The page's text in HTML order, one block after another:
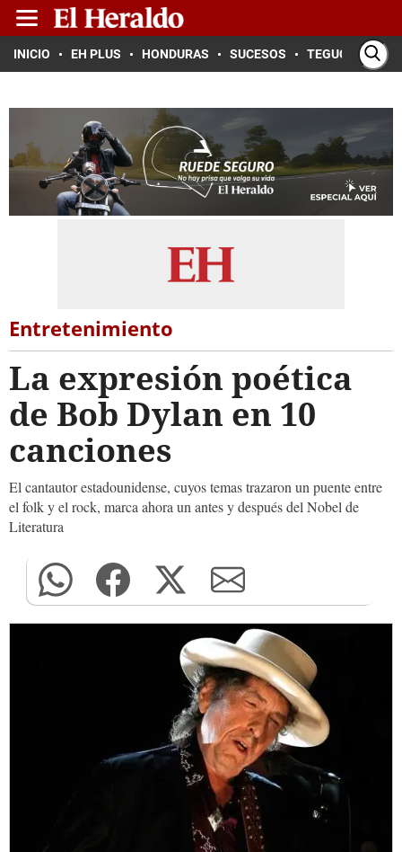
INICIO EH PLUS HONDURAS SUCESOS TEGUCIGALPA
Entretenimiento
La expresión poética
de Bob Dylan en 10
canciones
El cantautor estadounidense, cuyos temas trazaron un puente entre
el folk y el rock, marca ahora un antes y después del Nobel de
Literatura